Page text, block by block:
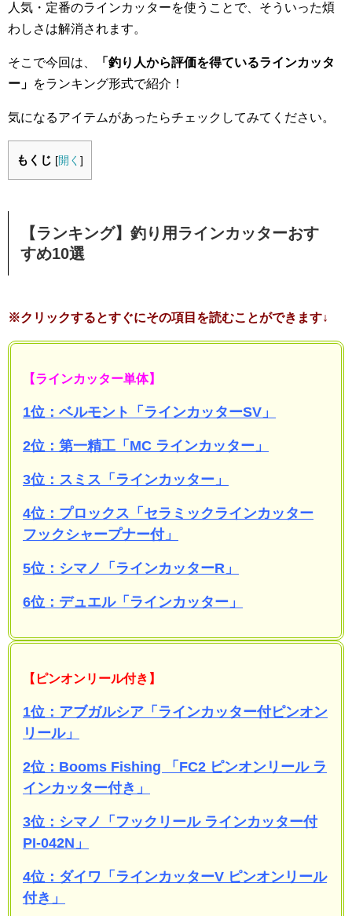
人気・定番のラインカッターを使うことで、そういった煩
わしさは解消されます。
そこで今回は、
「釣り人から評価を得ているラインカッタ
ー」 をランキング形式で紹介！
気になるアイテムがあったらチェックしてみてください。
もくじ [開く ]
【ランキング】釣り用ラインカッターおす
すめ10選
※クリックするとすぐにその項目を読むことができます↓
【ラインカッター単体】
1位：ベルモント「ラインカッターSV」
2位：第一精工「MC ラインカッター」
3位：スミス「ラインカッター」
4位：プロックス「セラミックラインカッター
フックシャープナー付」
5位：シマノ「ラインカッターR」
6位：デュエル「ラインカッター」
【ピンオンリール付き】
1位：アブガルシア「ラインカッター付ピンオン
リール」
2位：Booms Fishing 「FC2 ピンオンリール ラ
インカッター付き」
3位：シマノ「フックリール ラインカッター付
PI-042N」
4位：ダイワ「ラインカッターV ピンオンリール
付き」